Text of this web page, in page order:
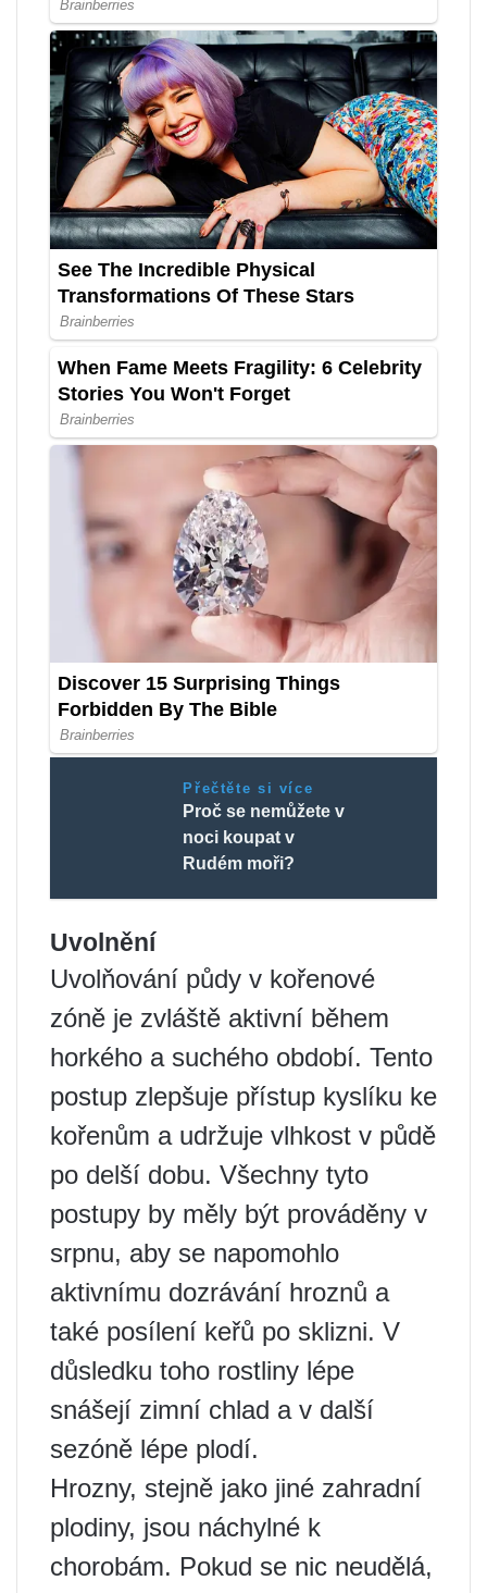
Přečtěte si více
Proč se nemůžete v
noci koupat v
Rudém moři?
Uvolnění
Uvolňování půdy v kořenové
zóně je zvláště aktivní během
horkého a suchého období. Tento
postup zlepšuje přístup kyslíku ke
kořenům a udržuje vlhkost v půdě
po delší dobu. Všechny tyto
postupy by měly být prováděny v
srpnu, aby se napomohlo
aktivnímu dozrávání hroznů a
také posílení keřů po sklizni. V
důsledku toho rostliny lépe
snášejí zimní chlad a v další
sezóně lépe plodí.
Hrozny, stejně jako jiné zahradní
plodiny, jsou náchylné k
chorobám. Pokud se nic neudělá,